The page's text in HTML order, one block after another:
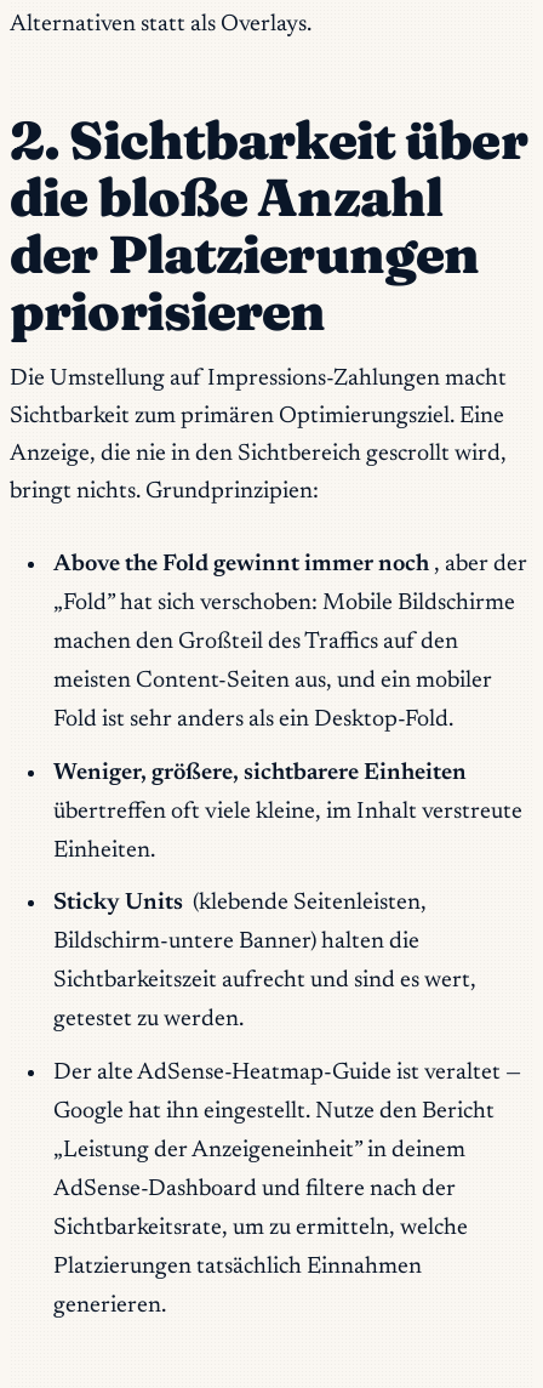
Alternativen statt als Overlays.
2. Sichtbarkeit über
die bloße Anzahl
der Platzierungen
priorisieren
Die Umstellung auf Impressions-Zahlungen macht
Sichtbarkeit zum primären Optimierungsziel. Eine
Anzeige, die nie in den Sichtbereich gescrollt wird,
bringt nichts. Grundprinzipien:
Above the Fold gewinnt immer noch , aber der
„Fold” hat sich verschoben: Mobile Bildschirme
machen den Großteil des Traffics auf den
meisten Content-Seiten aus, und ein mobiler
Fold ist sehr anders als ein Desktop-Fold.
Weniger, größere, sichtbarere Einheiten
übertreffen oft viele kleine, im Inhalt verstreute
Einheiten.
Sticky Units (klebende Seitenleisten,
Bildschirm-untere Banner) halten die
Sichtbarkeitszeit aufrecht und sind es wert,
getestet zu werden.
Der alte AdSense-Heatmap-Guide ist veraltet —
Google hat ihn eingestellt. Nutze den Bericht
„Leistung der Anzeigeneinheit” in deinem
AdSense-Dashboard und filtere nach der
Sichtbarkeitsrate, um zu ermitteln, welche
Platzierungen tatsächlich Einnahmen
generieren.